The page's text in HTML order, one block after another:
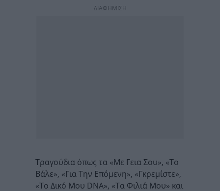
ΔΙΑΦΗΜΙΣΗ
Τραγούδια όπως τα «Με Γεια Σου», «Το
Βάλε», «Για Την Επόμενη», «Γκρεμίστε»,
«Το Δικό Μου DNA», «Τα Φιλιά Μου» και